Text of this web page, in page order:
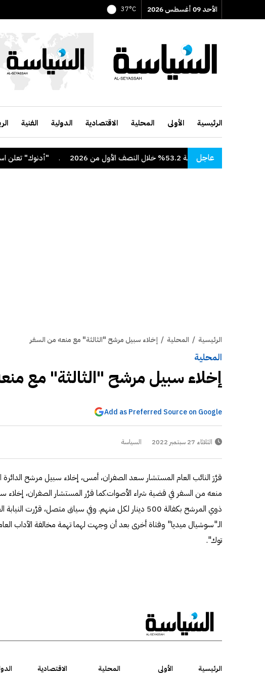
الأحد 09 أغسطس 2026 37°C
الرئيسية الأولى المحلية الاقتصادية الدولية الفنية
عاجل
53.2% خلال النصف الأول من 2026 . "أدنوك" تعلن
الرئيسية / المحلية / إخلاء سبيل مرشح "الثالثة" مع منعه من السفر
المحلية
إخلاء سبيل مرشح "الثالثة" مع
Add as Preferred Source on Google
الثلاثاء 27 سبتمبر 2022 السياسة
ذوي المرشح بكفالة 500 دينار لكل منهم. وفي سياق متصل، قرَّرت
الـ"سوشيال ميديا" وفتاة أخرى بعد أن وجهت لهما تهمة مخالفة الآداب
توك".
الرئيسية الأولى المحلية الاقتصادية